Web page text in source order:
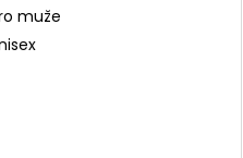
muže